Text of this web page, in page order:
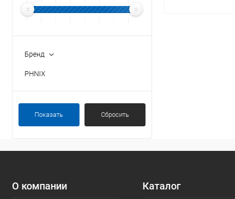
Бренд
PHNIX
Показать Сбросить
О компании Каталог